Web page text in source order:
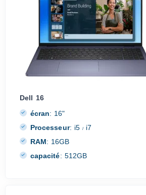
Dell 16
écran: 16"
Processeur: i5/ i7
RAM: 16GB
capacité: 512GB